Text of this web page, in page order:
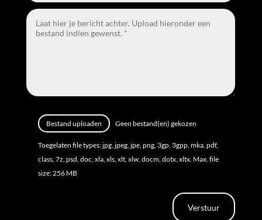
File Input
Bestand uploaden Geen bestand(en) gekozen
Toegelaten file types: jpg, jpeg, jpe, png, 3gp, 3gpp, mka, pdf,
class, 7z, psd, doc, xla, xls, xlt, xlw, docm, dotx, xltx. Max. file
size: 256 MB
Verstuur